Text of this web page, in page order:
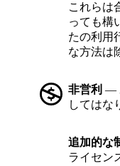
これらは
っても構
たの利用
な方法は
非営利 —
してはな
追加的な
ライセン